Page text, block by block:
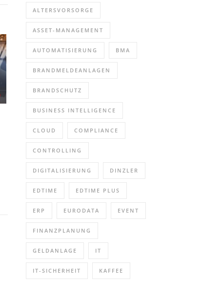
ALTERSVORSORGE
ASSET-MANAGEMENT
AUTOMATISIERUNG BMA
BRANDMELDEANLAGEN
BRANDSCHUTZ
BUSINESS INTELLIGENCE
CLOUD COMPLIANCE
CONTROLLING
DIGITALISIERUNG DINZLER
EDTIME EDTIME PLUS
ERP EURODATA EVENT
FINANZPLANUNG
GELDANLAGE IT
IT-SICHERHEIT KAFFEE